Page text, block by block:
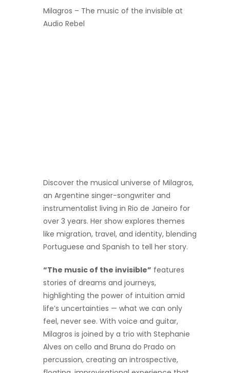
Milagros – The music of the invisible at
Audio Rebel
Discover the musical universe of Milagros,
an Argentine singer-songwriter and
instrumentalist living in Rio de Janeiro for
over 3 years. Her show explores themes
like migration, travel, and identity, blending
Portuguese and Spanish to tell her story.
“The music of the invisible” features
stories of dreams and journeys,
highlighting the power of intuition amid
life’s uncertainties — what we can only
feel, never see. With voice and guitar,
Milagros is joined by a trio with Stephanie
Alves on cello and Bruna do Prado on
percussion, creating an introspective,